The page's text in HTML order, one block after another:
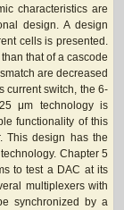
characteristics are
design. A design
cells is presented.
that of a cascode
are decreased
current switch, the 6-
μm technology is
functionality of this
This design has the
Chapter 5
to test a DAC at its
multiplexers with
synchronized by a